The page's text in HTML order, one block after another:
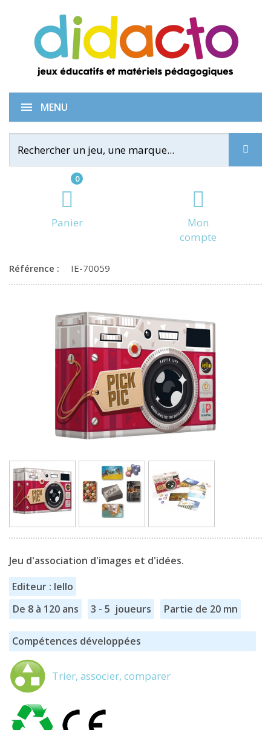
0
Panier
Mon
compte
MENU
Pick Pic
Référence : IE-70059
Jeu d'association d'images et d'idées.
Editeur : Iello
De 8 à 120 ans
3 - 5 joueurs Partie de 20 mn
Compétences développées
Trier, associer, comparer